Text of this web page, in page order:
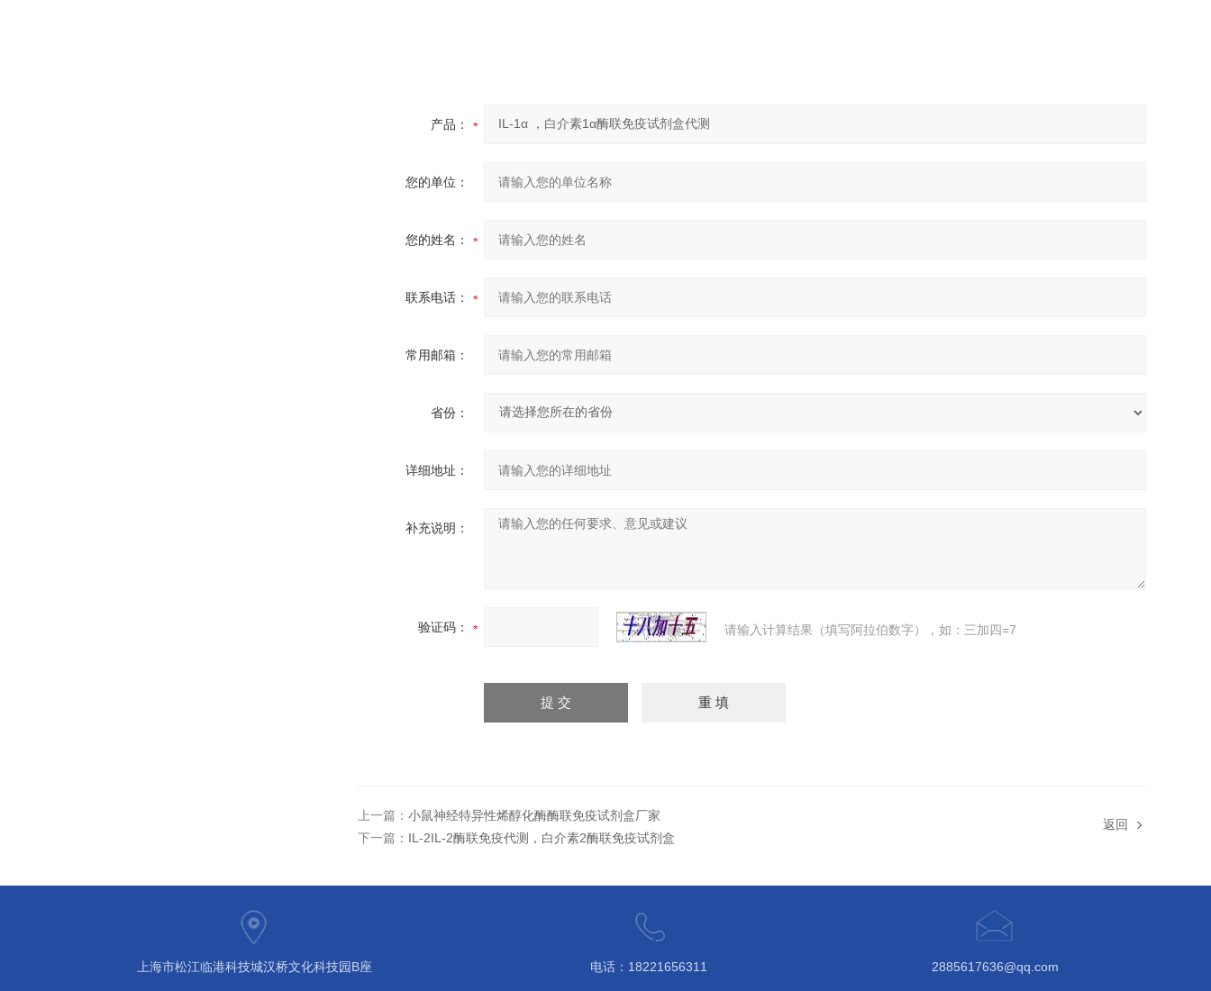
产品：
您的单位：
您的姓名：
联系电话：
常用邮箱：
省份：
详细地址：
补充说明：
验证码： 请输入计算结果（填写阿拉伯数字），如：三加四=7
上一篇： 小鼠神经特异性烯醇化酶酶联免疫试剂盒厂家
下一篇： IL-2IL-2酶联免疫代测，白介素2酶联免疫试剂盒
返回
上海市松江临港科技城汉桥文化科技园B座 电话：18221656311 2885617636@qq.com